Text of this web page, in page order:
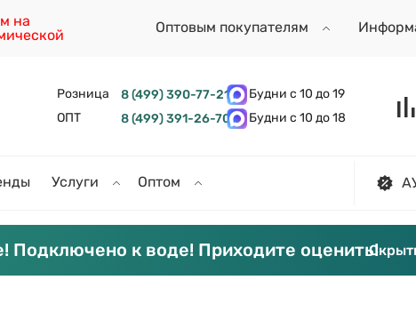
на
Оптовым покупателям
Розница 8 (499) 390-77-21
Будни с 10 до 19
ОПТ
8 (499) 391-26-70 Будни с 10 до 18
Услуги Оптом
Подключено к воде! Приходите оценить!